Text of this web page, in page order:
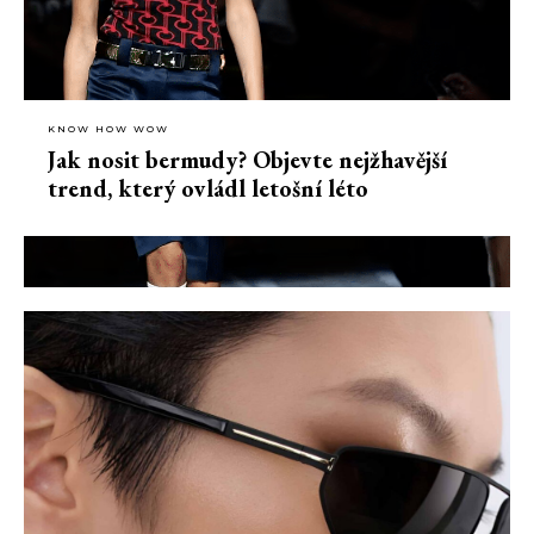
KNOW HOW WOW
Jak nosit bermudy? Objevte nejžhavější
trend, který ovládl letošní léto